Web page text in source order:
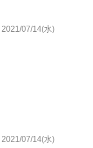
2021/07/14(水)
2021/07/14(水)